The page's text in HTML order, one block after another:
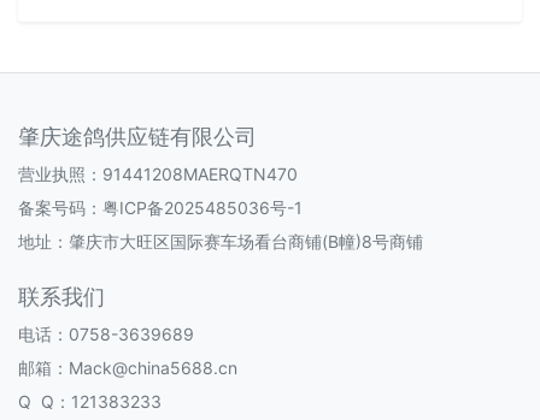
肇庆途鸽供应链有限公司
营业执照：91441208MAERQTN470
备案号码： 粤ICP备2025485036号-1
地址：肇庆市大旺区国际赛车场看台商铺(B幢)8号商铺
联系我们
电话：0758-3639689
邮箱：Mack@china5688.cn
Q Q：121383233